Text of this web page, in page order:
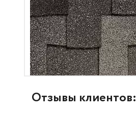
Отзывы клиентов: